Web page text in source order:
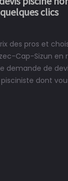
clics
des pros et
Cap-Sizun en
demande de
dont